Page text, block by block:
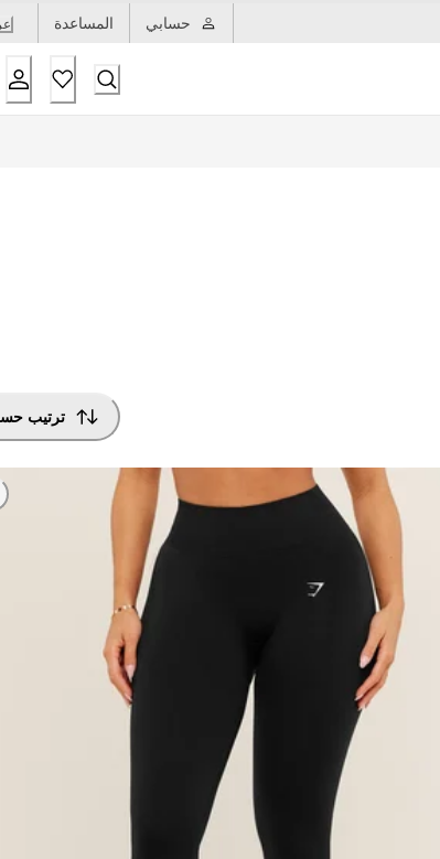
حسابي المساعدة
ترتيب